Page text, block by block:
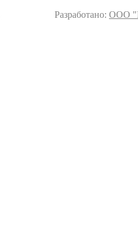
Разработано: ООО